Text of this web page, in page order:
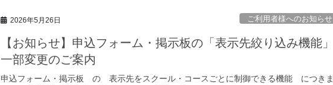
2026年5月26日 ご利用者様へのお知らせ
【お知らせ】申込フォーム・掲示板の「表示先絞り込み機能」
一部変更のご案内
申込フォーム・掲示板 の 表示先をスクール・コースごとに制御できる機能 につきま